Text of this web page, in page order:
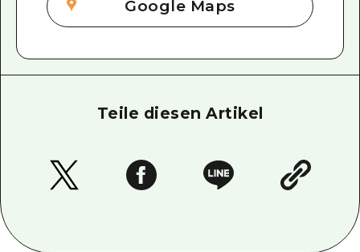
Google Maps
Teile diesen Artikel